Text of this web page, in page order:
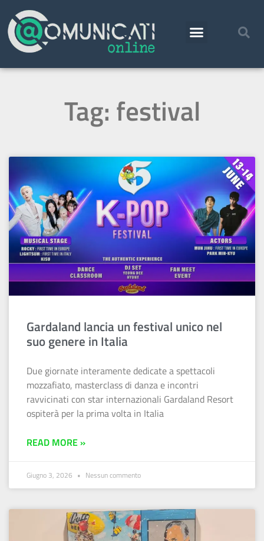
Tag: festival
Gardaland lancia un festival unico nel
suo genere in Italia
Due giornate interamente dedicate a spettacoli
mozzafiato, masterclass di danza e incontri
ravvicinati con star internazionali Gardaland Resort
ospiterà per la prima volta in Italia
READ MORE »
Giugno 3, 2026 Nessun commento